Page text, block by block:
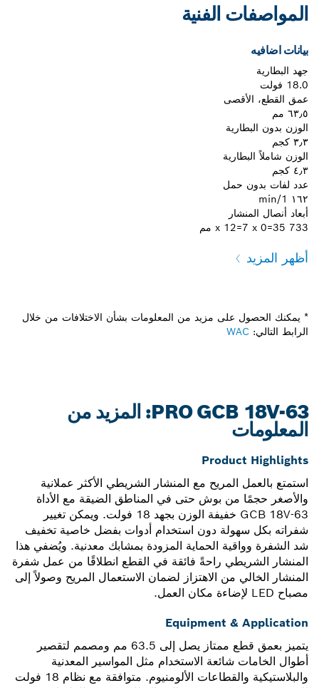
المواصفات الفنية
بيانات اضافيه
جهد البطارية
18.0 فولت
عمق القطع، الأقصى
٦٣٫٥ مم
الوزن بدون البطارية
٣٫٣ كجم
الوزن شاملاً البطارية
٤٫٣ كجم
عدد لفات بدون حمل
١٦٢ 1/min
أبعاد أنصال المنشار
733 x 12=7 x 0=35 مم
أظهر المزيد
* يمكنك الحصول على مزيد من المعلومات بشأن الاختلافات من خلال
الرابط التالي: WAC
PRO GCB 18V-63: المزيد من
المعلومات
Product Highlights
استمتع بالعمل المريح مع المنشار الشريطي الأكثر عملانية
والأصغر حجمًا من بوش حتى في المناطق الضيقة مع الأداة
GCB 18V-63 خفيفة الوزن بجهد 18 فولت. ويمكن تغيير
شفراته بكل سهولة دون استخدام أدوات بفضل خاصية تخفيف
شد الشفرة وواقية الحماية المزودة بمشابك معدنية. ويُضفي هذا
المنشار الشريطي راحةً فائقة في القطع انطلاقًا من عمل شفرة
المنشار الخالي من الاهتزاز لضمان الاستعمال المريح وصولاً إلى
مصباح LED لإضاءة مكان العمل.
Equipment & Application
يتميز بعمق قطع ممتاز يصل إلى 63.5 مم ومصمم لتقصير
أطوال الخامات شائعة الاستخدام مثل المواسير المعدنية
والبلاستيكية والقطاعات الألومنيوم. متوافقة مع نظام 18 فولت